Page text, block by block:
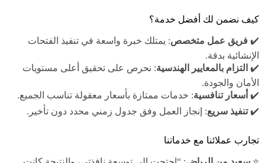
كيف نضمن لك أفضل خدمة؟
✔️ فريق عمل متخصص: يمتلك خبرة واسعة في تنفيذ الفتحات
الإنشائية بدقة.
✔️ التزام بالمعايير الهندسية: نحرص على تحقيق أعلى مستويات
الأمان والجودة.
✔️ أسعار تنافسية: خدمات ممتازة بأسعار معقولة تناسب الجميع.
✔️تنفيذ سريع: إنجاز العمل وفق جدول زمني محدد دون تأخير.
تجارب عملائنا مع خدماتنا